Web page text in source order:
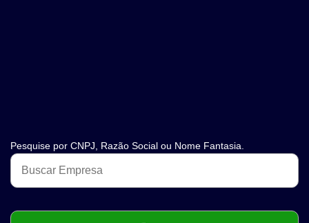
Pesquise por CNPJ, Razão Social ou Nome Fantasia.